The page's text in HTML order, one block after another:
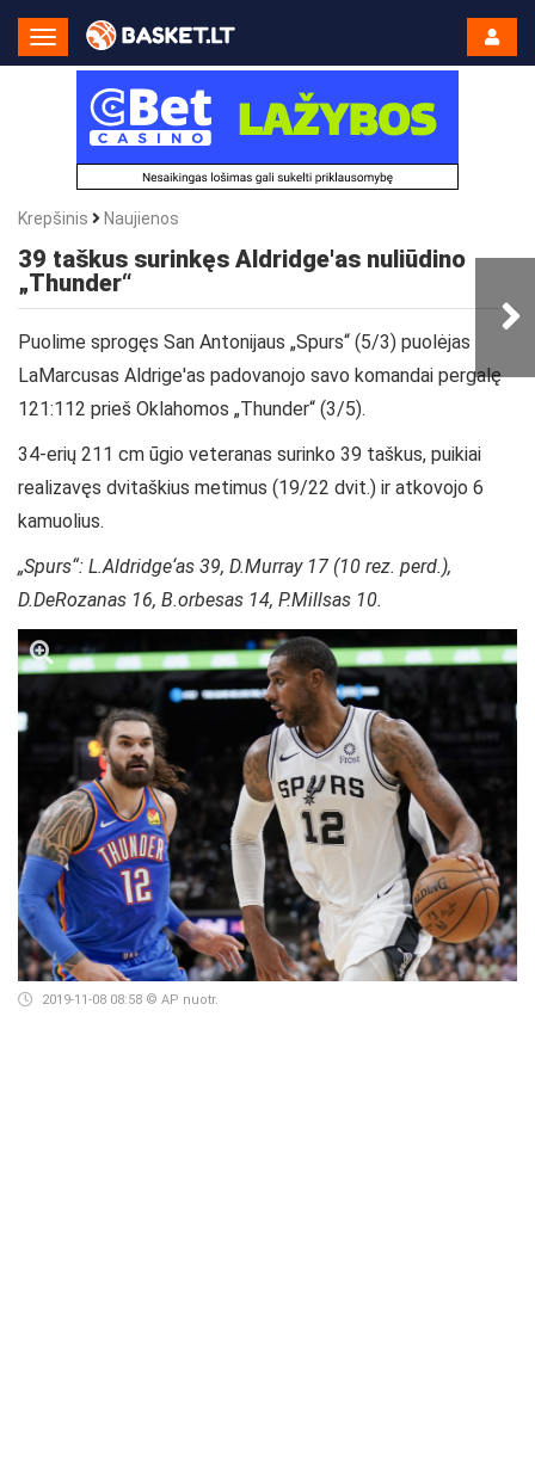
Toggle
Navigation
Krepšinis Naujienos
39 taškus surinkęs Aldridge'as nuliūdino
„Thunder“
Puolime sprogęs San Antonijaus „Spurs“ (5/3) puolėjas
LaMarcusas Aldrige'as padovanojo savo komandai pergalę
121:112 prieš Oklahomos „Thunder“ (3/5).
34-erių 211 cm ūgio veteranas surinko 39 taškus, puikiai
realizavęs dvitaškius metimus (19/22 dvit.) ir atkovojo 6
kamuolius.
„Spurs“: L.Aldridge‘as 39, D.Murray 17 (10 rez. perd.),
D.DeRozanas 16, B.orbesas 14, P.Millsas 10.
2019-11-08 08:58 © AP nuotr.